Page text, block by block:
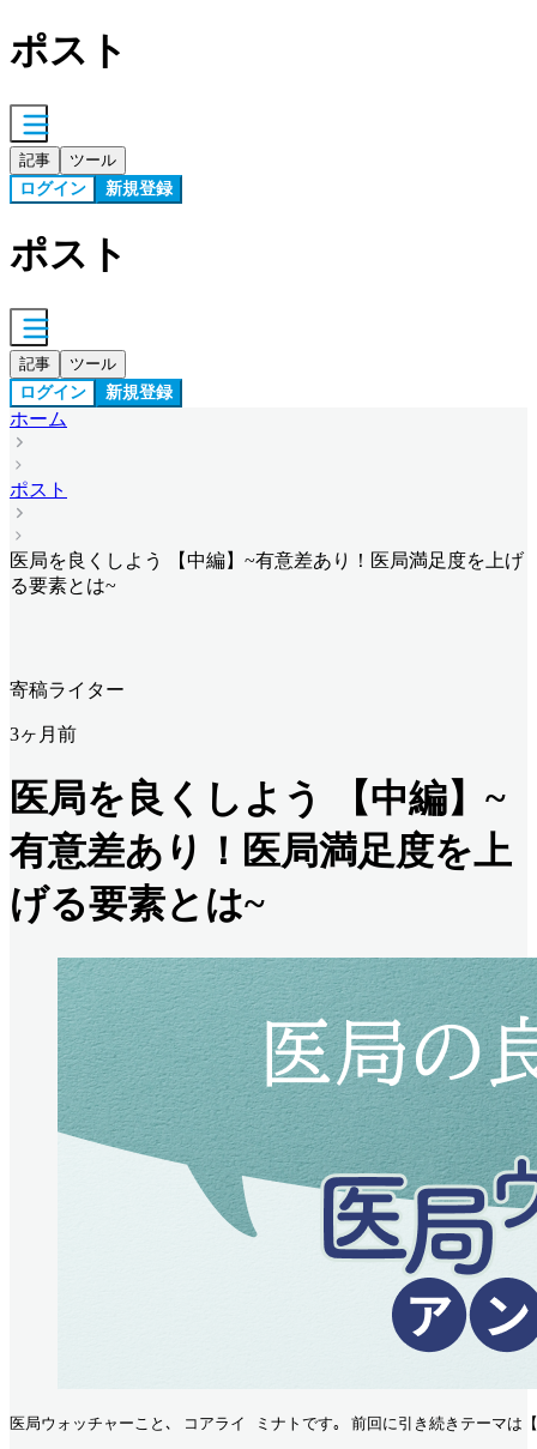
ポスト
記事 ツール
ログイン 新規登録
ポスト
記事 ツール
ログイン 新規登録
ホーム
ポスト
医局を良くしよう 【中編】~有意差あり！医局満足度を上げ
る要素とは~
寄稿ライター
3ヶ月前
医局を良くしよう 【中編】~
有意差あり！医局満足度を上
げる要素とは~
医局ウォッチャーこと､ コアライ ミナトです｡ 前回に引き続きテーマ